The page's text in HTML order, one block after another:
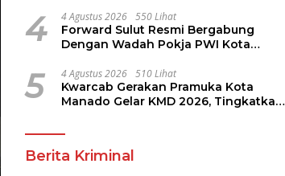
Dikmen Nasional 2026
4 4 Agustus 2026 550 Lihat
Forward Sulut Resmi Bergabung
Dengan Wadah Pokja PWI Kota
5 4 Agustus 2026 510 Lihat
Kwarcab Gerakan Pramuka Kota
Manado Gelar KMD 2026, Tingkatkan
Pramuka
Berita Kriminal